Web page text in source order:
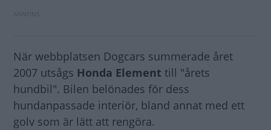
När webbplatsen Dogcars summerade året
2007 utsågs Honda Element till "årets
hundbil". Bilen belönades för dess
hundanpassade interiör, bland annat med ett
golv som är lätt att rengöra.